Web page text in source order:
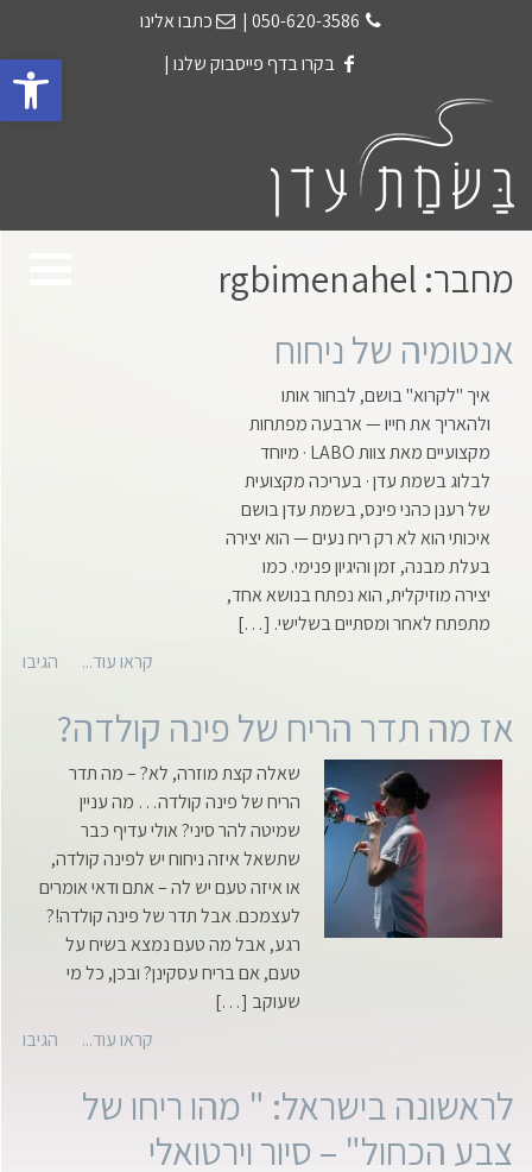
050-620-3586
|
כתבו אלינו
בקרו בדף פייסבוק שלנו |
מחבר: rgbimenahel
אנטומיה של ניחוח
איך "לקרוא" בושם, לבחור אותו
ולהאריך את חייו — ארבעה מפתחות
מקצועיים מאת צוות LABO · מיוחד
לבלוג בשמת עדן · בעריכה מקצועית
של רענן כהני פינס, בשמת עדן בושם
איכותי הוא לא רק ריח נעים — הוא יצירה
בעלת מבנה, זמן והיגיון פנימי. כמו
יצירה מוזיקלית, הוא נפתח בנושא אחד,
מתפתח לאחר ומסתיים בשלישי. […]
קראו עוד...
הגיבו
אז מה תדר הריח של פינה קולדה?
שאלה קצת מוזרה, לא? – מה תדר
הריח של פינה קולדה… מה עניין
שמיטה להר סיני? אולי עדיף כבר
שתשאל איזה ניחוח יש לפינה קולדה,
או איזה טעם יש לה – אתם ודאי אומרים
לעצמכם. אבל תדר של פינה קולדה!?
רגע, אבל מה טעם נמצא בשיח על
טעם, אם בריח עסקינן? ובכן, כל מי
שעוקב […]
קראו עוד...
הגיבו
לראשונה בישראל: " מהו ריחו של
צבע הכחול" – סיור וירטואלי